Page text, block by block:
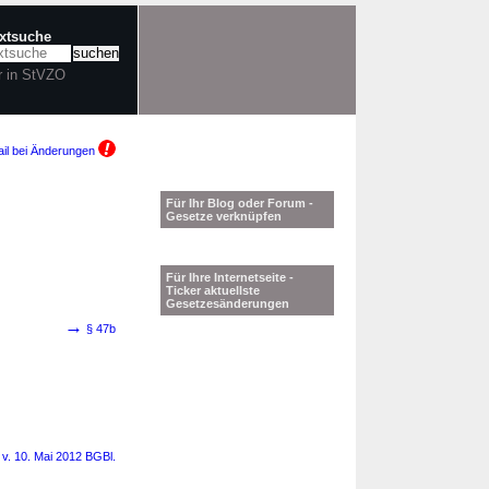
in StVZO
bei Änderungen
→ § 47b
10. Mai 2012 BGBl.
Für Ihr Blog oder Forum -
Gesetze verknüpfen
Für Ihre Internetseite -
Ticker aktuellste
Gesetzesänderungen